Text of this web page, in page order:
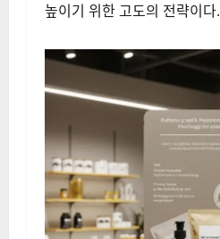
높이기 위한 고도의 전략이다.